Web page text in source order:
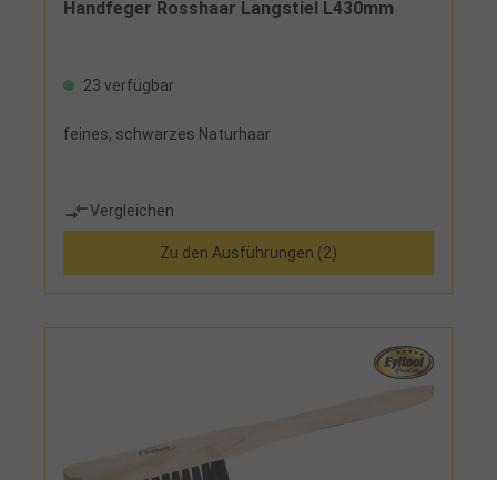
Handfeger Rosshaar Langstiel L430mm
23 verfügbar
feines, schwarzes Naturhaar
Vergleichen
Zu den Ausführungen (2)